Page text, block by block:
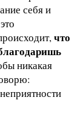
себя и
что
никакая